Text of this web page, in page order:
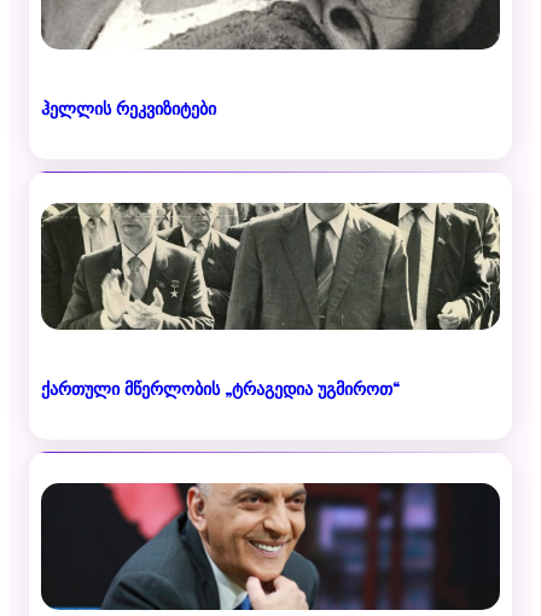
ჰელლის რეკვიზიტები
ქართული მწერლობის „ტრაგედია უგმიროთ“